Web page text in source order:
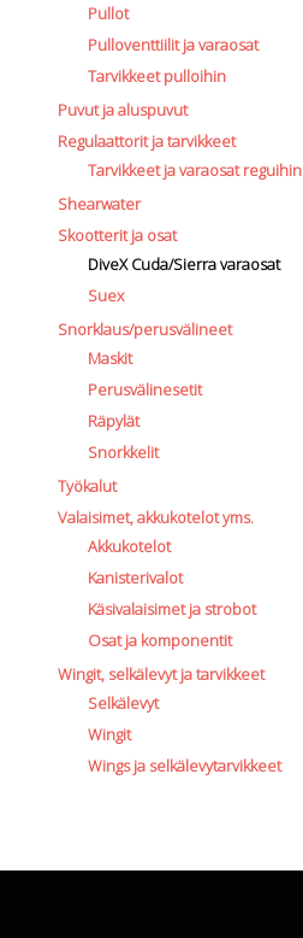
Pullot
Pulloventtiilit ja varaosat
Tarvikkeet pulloihin
Puvut ja aluspuvut
Regulaattorit ja tarvikkeet
Tarvikkeet ja varaosat reguihin
Shearwater
Skootterit ja osat
DiveX Cuda/Sierra varaosat
Suex
Snorklaus/perusvälineet
Maskit
Perusvälinesetit
Räpylät
Snorkkelit
Työkalut
Valaisimet, akkukotelot yms.
Akkukotelot
Kanisterivalot
Käsivalaisimet ja strobot
Osat ja komponentit
Wingit, selkälevyt ja tarvikkeet
Selkälevyt
Wingit
Wings ja selkälevytarvikkeet